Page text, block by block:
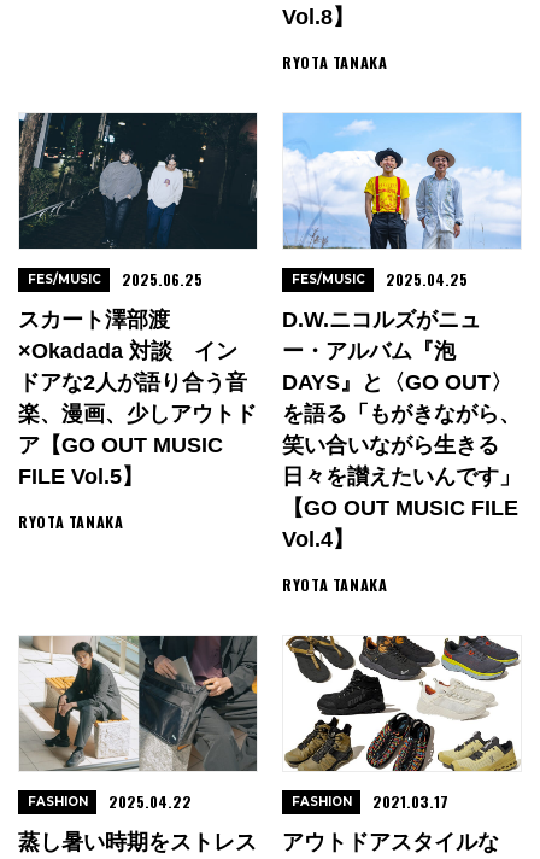
Vol.8】
RYOTA TANAKA
スカート澤部渡
×okadada 対談 イン
ドアな2人が語り合う音
楽、漫画、少しアウトド
ア【GO OUT MUSIC
FILE Vol.5】
RYOTA TANAKA
FES/MUSIC 2025.06.25
D.W.ニコルズがニュ
ー・アルバム『泡
DAYS』と〈GO OUT〉
を語る「もがきながら、
笑い合いながら生きる
日々を讃えたいんです」
【GO OUT MUSIC FILE
Vol.4】
RYOTA TANAKA
FES/MUSIC 2025.04.25
蒸し暑い時期をストレス
FASHION 2025.04.22
アウトドアスタイルな
FASHION 2021.03.17